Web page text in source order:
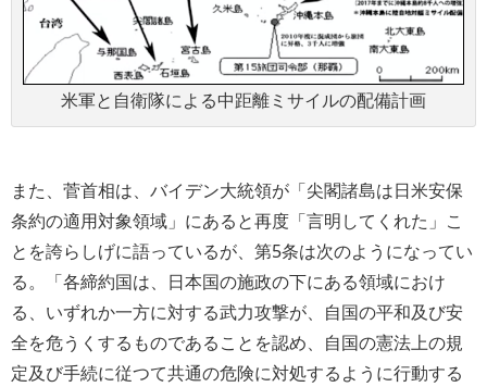
米軍と自衛隊による中距離ミサイルの配備計画
また、菅首相は、バイデン大統領が「尖閣諸島は日米安保
条約の適用対象領域」にあると再度「言明してくれた」こ
とを誇らしげに語っているが、第5条は次のようになってい
る。「各締約国は、日本国の施政の下にある領域におけ
る、いずれか一方に対する武力攻撃が、自国の平和及び安
全を危うくするものであることを認め、自国の憲法上の規
定及び手続に従つて共通の危険に対処するように行動する